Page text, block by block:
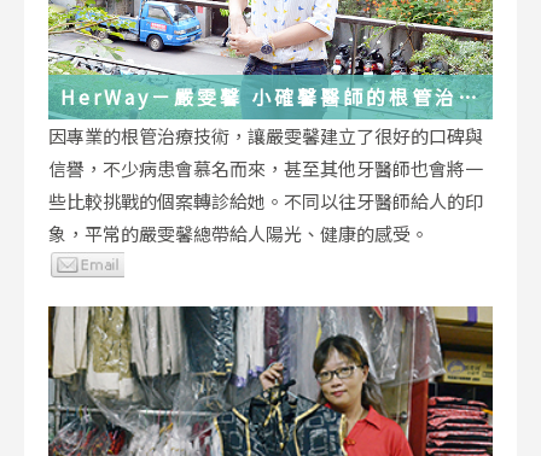
HerWay－嚴雯馨 小確馨醫師的根管治療
小確幸
因專業的根管治療技術，讓嚴雯馨建立了很好的口碑與
信譽，不少病患會慕名而來，甚至其他牙醫師也會將一
些比較挑戰的個案轉診給她。不同以往牙醫師給人的印
象，平常的嚴雯馨總帶給人陽光、健康的感受。